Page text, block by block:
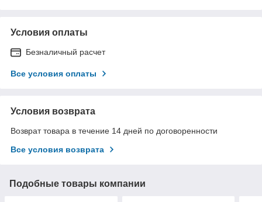
Условия оплаты
Безналичный расчет
Все условия оплаты
Условия возврата
Возврат товара в течение 14 дней по договоренности
Все условия возврата
Подобные товары компании